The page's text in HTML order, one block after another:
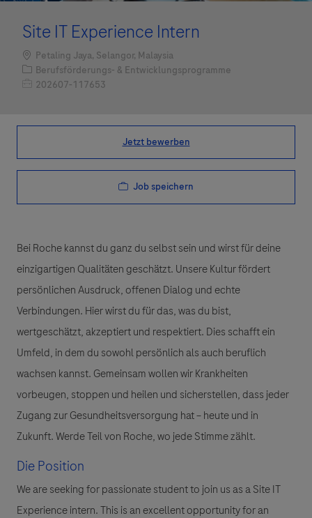
Site IT Experience Intern
Standort
Petaling Jaya, Selangor, Malaysia
Kategorie
Berufsförderungs- & Entwicklungsprogramme
Job-ID202607-117653
Jetzt bewerben
Job speichern
Bei Roche kannst du ganz du selbst sein und wirst für deine
einzigartigen Qualitäten geschätzt. Unsere Kultur fördert
persönlichen Ausdruck, offenen Dialog und echte
Verbindungen. Hier wirst du für das, was du bist,
wertgeschätzt, akzeptiert und respektiert. Dies schafft ein
Umfeld, in dem du sowohl persönlich als auch beruflich
wachsen kannst. Gemeinsam wollen wir Krankheiten
vorbeugen, stoppen und heilen und sicherstellen, dass jeder
Zugang zur Gesundheitsversorgung hat – heute und in
Zukunft. Werde Teil von Roche, wo jede Stimme zählt.
Die Position
We are seeking for passionate student to join us as a Site IT
Experience intern. This is an excellent opportunity for an